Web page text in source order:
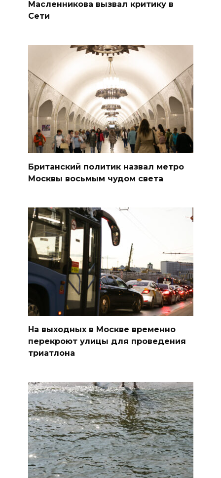
Масленникова вызвал критику в
Сети
Британский политик назвал метро
Москвы восьмым чудом света
На выходных в Москве временно
перекроют улицы для проведения
триатлона